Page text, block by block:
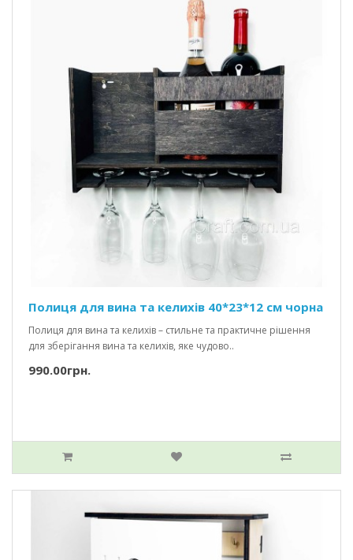
Полиця для вина та келихів 40*23*12 см чорна
Полиця для вина та келихів – стильне та практичне рішення
для зберігання вина та келихів, яке чудово..
990.00грн.